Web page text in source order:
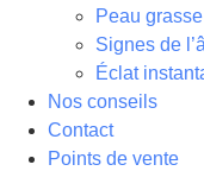
Peau
Signes de
Éclat
Nos conseils
Contact
Points de vente